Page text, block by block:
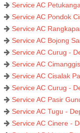
Service AC
Service AC Pondok
Service AC
Service AC Bojong
Service AC Curug -
Service AC
Service AC Cisalak
Service AC Curug -
Service AC Pasir
Service AC Tugu -
Service AC Cinere -